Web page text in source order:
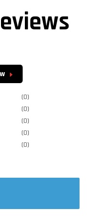
(0)
(0)
(0)
(0)
(0)